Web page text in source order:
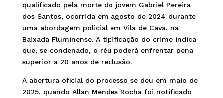
qualificado pela morte do jovem Gabriel Pereira
dos Santos, ocorrida em agosto de 2024 durante
uma abordagem policial em Vila de Cava, na
Baixada Fluminense. A tipificação do crime indica
que, se condenado, o réu poderá enfrentar pena
superior a 20 anos de reclusão.
A abertura oficial do processo se deu em maio de
2025, quando Allan Mendes Rocha foi notificado